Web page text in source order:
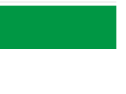
смерть